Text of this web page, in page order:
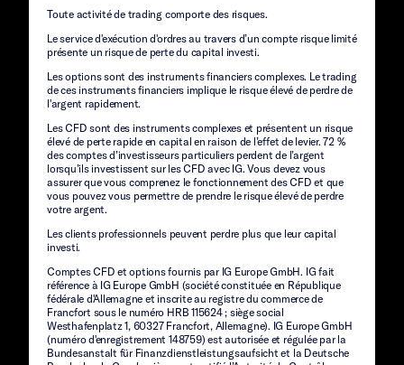
Toute activité de trading comporte des risques.
Le service d'exécution d'ordres au travers d’un compte risque limité
présente un risque de perte du capital investi.
Les options sont des instruments financiers complexes. Le trading
de ces instruments financiers implique le risque élevé de perdre de
l'argent rapidement.
Les CFD sont des instruments complexes et présentent un risque
élevé de perte rapide en capital en raison de l’effet de levier. 72 %
des comptes d’investisseurs particuliers perdent de l’argent
lorsqu’ils investissent sur les CFD avec IG. Vous devez vous
assurer que vous comprenez le fonctionnement des CFD et que
vous pouvez vous permettre de prendre le risque élevé de perdre
votre argent.
Les clients professionnels peuvent perdre plus que leur capital
investi.
Comptes CFD et options fournis par IG Europe GmbH. IG fait
référence à IG Europe GmbH (société constituée en République
fédérale d'Allemagne et inscrite au registre du commerce de
Francfort sous le numéro HRB 115624 ; siège social
Westhafenplatz 1, 60327 Francfort, Allemagne). IG Europe GmbH
(numéro d'enregistrement 148759) est autorisée et régulée par la
Bundesanstalt für Finanzdienstleistungsaufsicht et la Deutsche